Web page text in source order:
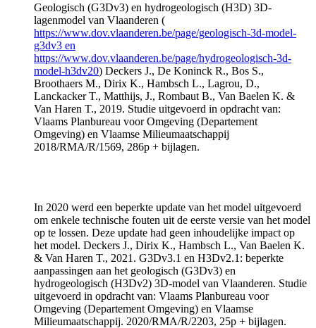
Geologisch (G3Dv3) en hydrogeologisch (H3D) 3D-
lagenmodel van Vlaanderen (
https://www.dov.vlaanderen.be/page/geologisch-3d-model-
g3dv3 en
https://www.dov.vlaanderen.be/page/hydrogeologisch-3d-
model-h3dv20) Deckers J., De Koninck R., Bos S.,
Broothaers M., Dirix K., Hambsch L., Lagrou, D.,
Lanckacker T., Matthijs, J., Rombaut B., Van Baelen K. &
Van Haren T., 2019. Studie uitgevoerd in opdracht van:
Vlaams Planbureau voor Omgeving (Departement
Omgeving) en Vlaamse Milieumaatschappij
2018/RMA/R/1569, 286p + bijlagen.
In 2020 werd een beperkte update van het model uitgevoerd
om enkele technische fouten uit de eerste versie van het model
op te lossen. Deze update had geen inhoudelijke impact op
het model. Deckers J., Dirix K., Hambsch L., Van Baelen K.
& Van Haren T., 2021. G3Dv3.1 en H3Dv2.1: beperkte
aanpassingen aan het geologisch (G3Dv3) en
hydrogeologisch (H3Dv2) 3D-model van Vlaanderen. Studie
uitgevoerd in opdracht van: Vlaams Planbureau voor
Omgeving (Departement Omgeving) en Vlaamse
Milieumaatschappij. 2020/RMA/R/2203, 25p + bijlagen.